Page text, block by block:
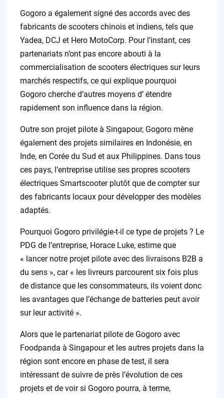
Gogoro a également signé des accords avec des
fabricants de scooters chinois et indiens, tels que
Yadea, DCJ et Hero MotoCorp. Pour l’instant, ces
partenariats n’ont pas encore abouti à la
commercialisation de scooters électriques sur leurs
marchés respectifs, ce qui explique pourquoi
Gogoro cherche d’autres moyens d’ étendre
rapidement son influence dans la région.
Outre son projet pilote à Singapour, Gogoro mène
également des projets similaires en Indonésie, en
Inde, en Corée du Sud et aux Philippines. Dans tous
ces pays, l’entreprise utilise ses propres scooters
électriques Smartscooter plutôt que de compter sur
des fabricants locaux pour développer des modèles
adaptés.
Pourquoi Gogoro privilégie-t-il ce type de projets ? Le
PDG de l’entreprise, Horace Luke, estime que
« lancer notre projet pilote avec des livraisons B2B a
du sens », car « les livreurs parcourent six fois plus
de distance que les consommateurs, ils voient donc
les avantages que l’échange de batteries peut avoir
sur leur activité ».
Alors que le partenariat pilote de Gogoro avec
Foodpanda à Singapour et les autres projets dans la
région sont encore en phase de test, il sera
intéressant de suivre de près l’évolution de ces
projets et de voir si Gogoro pourra, à terme,